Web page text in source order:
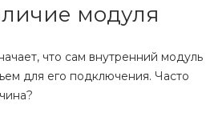
модуля
что сам внутренний модуль
для его подключения. Часто